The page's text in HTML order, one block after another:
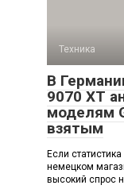
Техника
В
9070 XT
моделям
взятым
Если
немецком
высокий спрос